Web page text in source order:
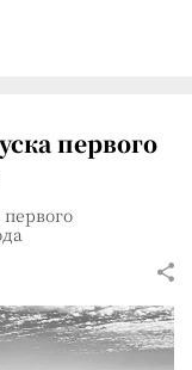
первого